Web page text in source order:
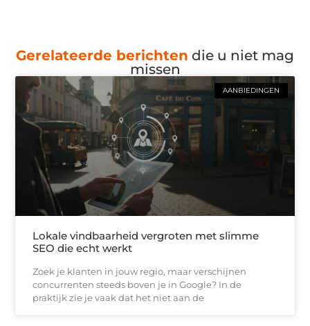
Gerelateerde berichten die u niet mag
missen
AANBIEDINGEN
Lokale vindbaarheid vergroten met slimme
SEO die echt werkt
Zoek je klanten in jouw regio, maar verschijnen
concurrenten steeds boven je in Google? In de
praktijk zie je vaak dat het niet aan de